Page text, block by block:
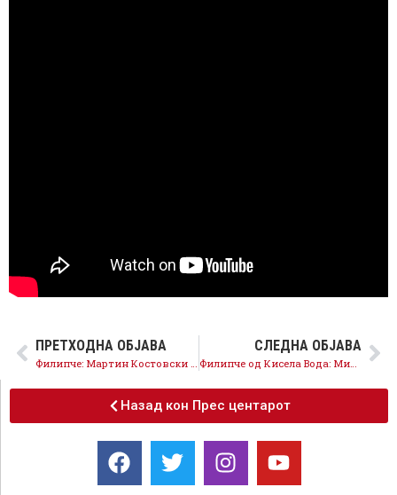
ПРЕТХОДНА ОБЈАВА СЛЕДНА ОБЈАВА
Филипче од Кисела Вода: Мицкоски бил против криминалот, а во партијата седи на столче купено од криминал
Назад кон Прес центарот